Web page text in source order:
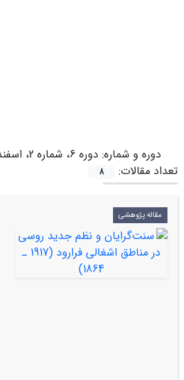
دوره و شماره: دوره 6، شماره 2، اسفند 1393، صفحه 1-150
تعداد مقالات:
8
مقاله پژوهشی